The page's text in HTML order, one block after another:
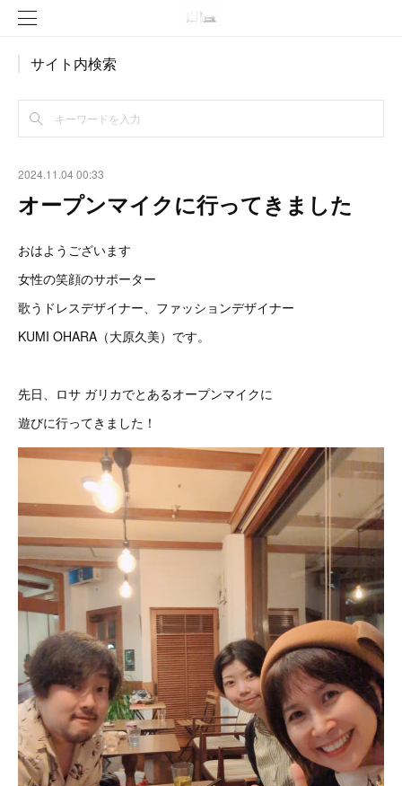
サイト内検索
2024.11.04 00:33
オープンマイクに行ってきました
おはようございます
女性の笑顔のサポーター
歌うドレスデザイナー、ファッションデザイナー
KUMI OHARA（大原久美）です。
先日、ロサ ガリカでとあるオープンマイクに
遊びに行ってきました！